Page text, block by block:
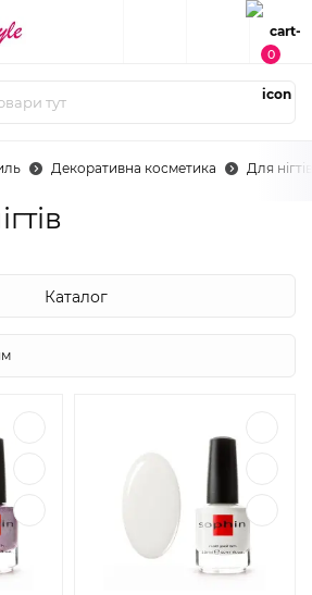
0
Декоративна косметика Для нігтів
Каталог